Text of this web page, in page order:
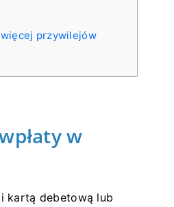
przywilejów
w
kartą debetową lub